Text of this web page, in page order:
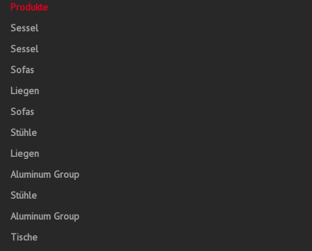
Produkte
Sessel
Sessel
Sofas
Liegen
Sofas
Stühle
Liegen
Aluminum Group
Stühle
Aluminum Group
Tische